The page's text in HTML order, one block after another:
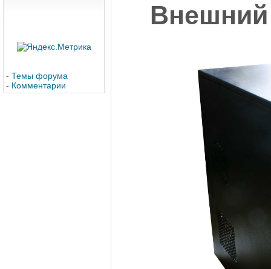
- Темы форума
- Комментарии